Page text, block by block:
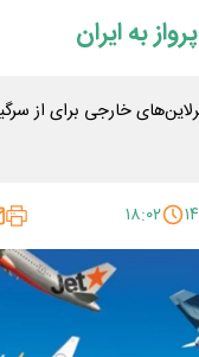
به ایران
خارجی برای از
۱۸:۰۲